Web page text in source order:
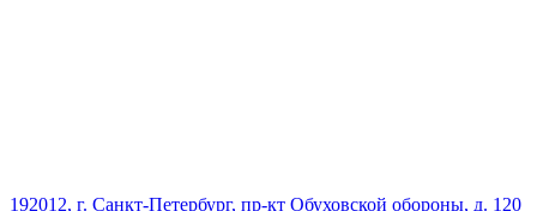
192012, г. Санкт-Петербург, пр-кт Обуховской обороны, д. 120